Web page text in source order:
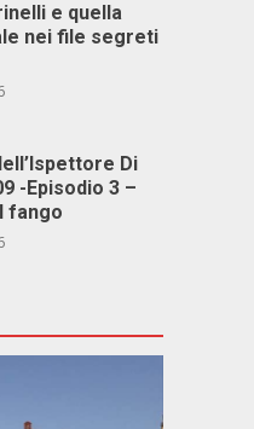
e quella
nei file segreti
Di
-Episodio 3 –
fango